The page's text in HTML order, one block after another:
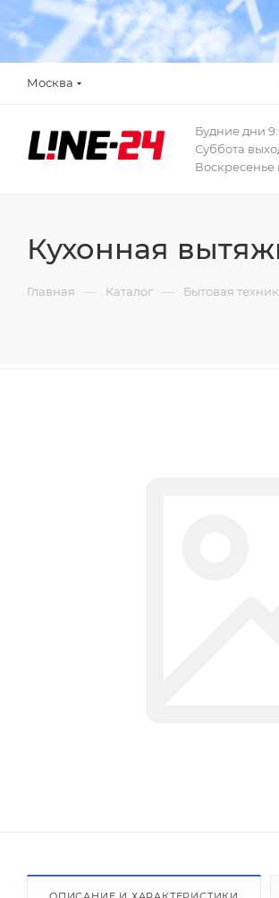
Москва
Будние дни
Суббота
Воскресенье
Кухонная
Главная — Каталог — Бытовая